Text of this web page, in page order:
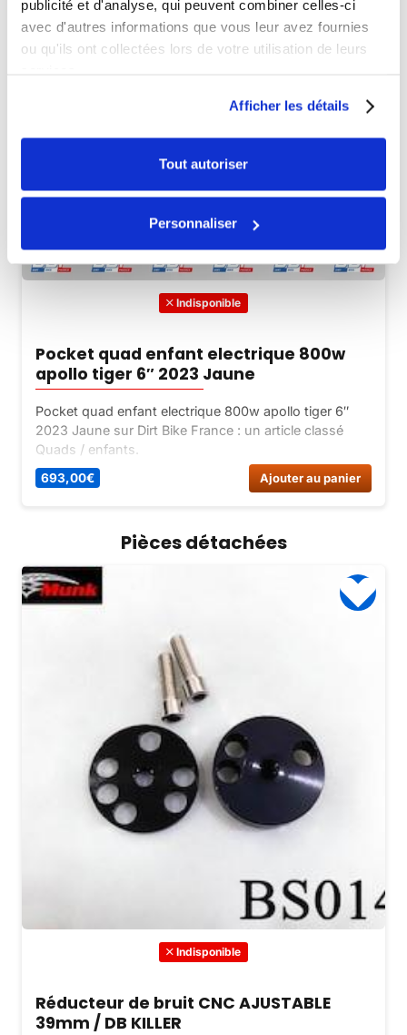
publicité et d'analyse, qui peuvent combiner celles-ci
avec d'autres informations que vous leur avez fournies
ou qu'ils ont collectées lors de votre utilisation de leurs
Afficher les détails
Tout autoriser
Personnaliser
Indisponible
Pocket quad enfant electrique 800w
apollo tiger 6″ 2023 Jaune
Pocket quad enfant electrique 800w apollo tiger 6″
2023 Jaune sur Dirt Bike France : un article classé
Quads / enfants.
693,00€ Ajouter au panier
Pièces détachées
Indisponible
Réducteur de bruit CNC AJUSTABLE
39mm / DB KILLER